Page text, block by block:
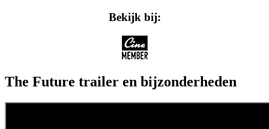
Bekijk bij:
The Future trailer en bijzonderheden